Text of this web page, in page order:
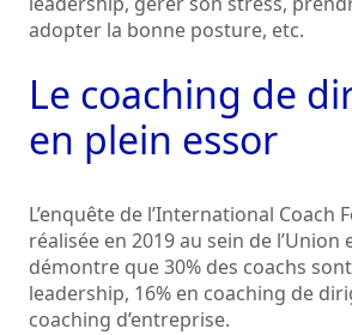
adopter la bonne posture, etc.
Le coaching de
en plein essor
L’enquête de l’International Coach
réalisée en 2019 au sein de l’Union
démontre que 30% des coachs
leadership, 16% en coaching de
coaching d’entreprise.